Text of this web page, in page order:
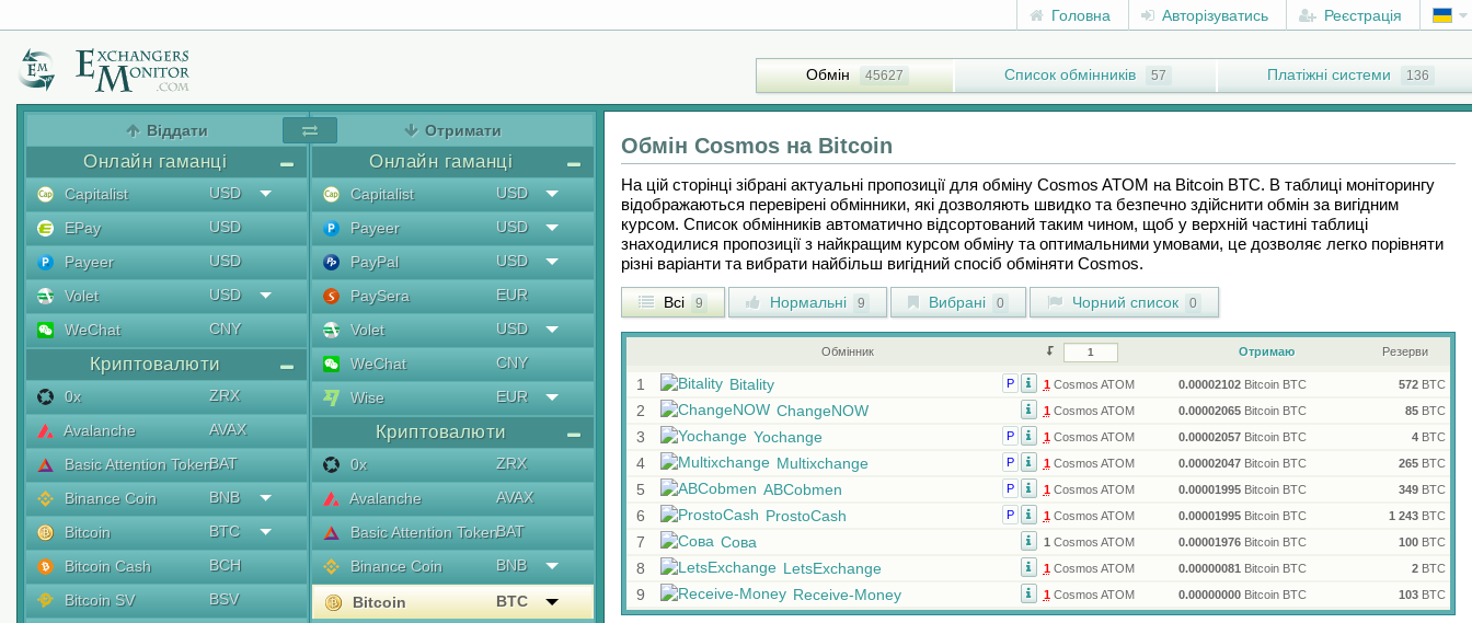
Головна Авторізуватись Реєстрація
Обмін 45627 Список обмінників 57 Платіжні системи 136
Віддати
Онлайн гаманці
Capitalist
USD
EPay
USD
Payeer
USD
Volet
USD
WeChat
CNY
Криптовалюти
0x
ZRX
Avalanche
AVAX
Basic Attention TokenBAT
Binance Coin
BNB
Bitcoin
BTC
Bitcoin Cash
BCH
Bitcoin SV
BSV
Отримати
Онлайн гаманці
Capitalist
USD
Payeer
USD
PayPal
USD
PaySera
EUR
Volet
USD
WeChat
CNY
Wise
EUR
Криптовалюти
0x
ZRX
Avalanche
AVAX
Basic Attention TokenBAT
Binance Coin
BNB
Bitcoin
BTC
Обмін Cosmosна Bitcoin
На цій сторінці зібрані актуальні пропозиції для обміну Cosmos ATOM на Bitcoin BTC. В таблиці моніторингу
відображаються перевірені обмінники, які дозволяють швидко та безпечно здійснити обмін за вигідним
курсом. Список обмінників автоматично відсортований таким чином, щоб у верхній частині таблиці
знаходилися пропозиції з найкращим курсом обміну та оптимальними умовами, це дозволяє легко порівняти
різні варіанти та вибрати найбільш вигідний спосіб обміняти Cosmos.
Всі 9 Нормальні 9 Вибрані 0 Чорний список 0
Обмінник Отримаю Резерви
1 Bitality Р 1Cosmos ATOM 0.00002102Bitcoin BTC 572BTC
2 ChangeNOW 1Cosmos ATOM 0.00002065Bitcoin BTC 85BTC
3 Yochange Р 1Cosmos ATOM 0.00002057Bitcoin BTC 4BTC
4 Multixchange Р 1Cosmos ATOM 0.00002047Bitcoin BTC 265BTC
5 ABCobmen Р 1Cosmos ATOM 0.00001995Bitcoin BTC 349BTC
6 ProstoCash Р 1Cosmos ATOM 0.00001995Bitcoin BTC 1 243BTC
7 Сова 1 Cosmos ATOM 0.00001976Bitcoin BTC 100BTC
8 LetsExchange 1Cosmos ATOM 0.00000081 Bitcoin BTC 2BTC
9 Receive-Money 1Cosmos ATOM 0.00000000Bitcoin BTC 103BTC